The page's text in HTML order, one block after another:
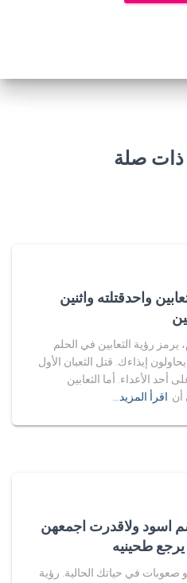
ذات صلة
واحدقتلته واثنين
رؤية الثعابين في الحلم
إيذاءك. قتل الثعبان الأول
الأعداء. أما الثعابين
أن اقرأ المزيد…
ولاقدرت اجمعهن
يرجع طحينيه
صعوبات في حياتك الحالية. رؤية